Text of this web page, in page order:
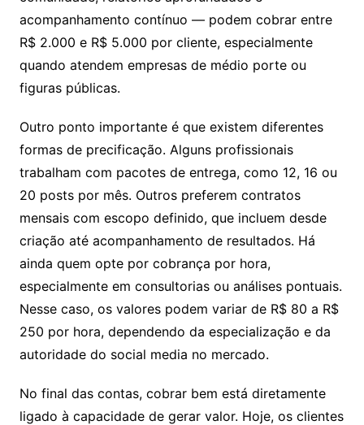
acompanhamento contínuo — podem cobrar entre
R$ 2.000 e R$ 5.000 por cliente, especialmente
quando atendem empresas de médio porte ou
figuras públicas.
Outro ponto importante é que existem diferentes
formas de precificação. Alguns profissionais
trabalham com pacotes de entrega, como 12, 16 ou
20 posts por mês. Outros preferem contratos
mensais com escopo definido, que incluem desde
criação até acompanhamento de resultados. Há
ainda quem opte por cobrança por hora,
especialmente em consultorias ou análises pontuais.
Nesse caso, os valores podem variar de R$ 80 a R$
250 por hora, dependendo da especialização e da
autoridade do social media no mercado.
No final das contas, cobrar bem está diretamente
ligado à capacidade de gerar valor. Hoje, os clientes